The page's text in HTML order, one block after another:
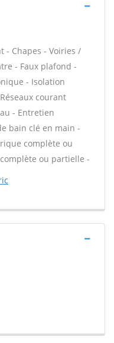
- Chapes - Voiries /
- Faux plafond -
- Isolation
courant
- Entretien
bain clé en main -
complète ou
ou partielle -